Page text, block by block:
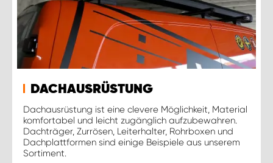
DACHAUSRÜSTUNG
Dachausrüstung ist eine clevere Möglichkeit, Material
komfortabel und leicht zugänglich aufzubewahren.
Dachträger, Zurrösen, Leiterhalter, Rohrboxen und
Dachplattformen sind einige Beispiele aus unserem
Sortiment.